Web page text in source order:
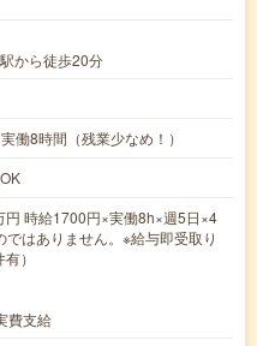
から徒歩20分
働8時間（残業少なめ！）
時給1700円×実働8h×週5日×4
はありません。※給与即受取り
）
費支給